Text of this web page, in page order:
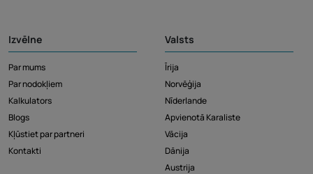
Izvēlne
Par mums
Par nodokļiem
Kalkulators
Blogs
Kļūstiet par partneri
Kontakti
Valsts
Īrija
Norvēģija
Nīderlande
Apvienotā Karaliste
Vācija
Dānija
Austrija